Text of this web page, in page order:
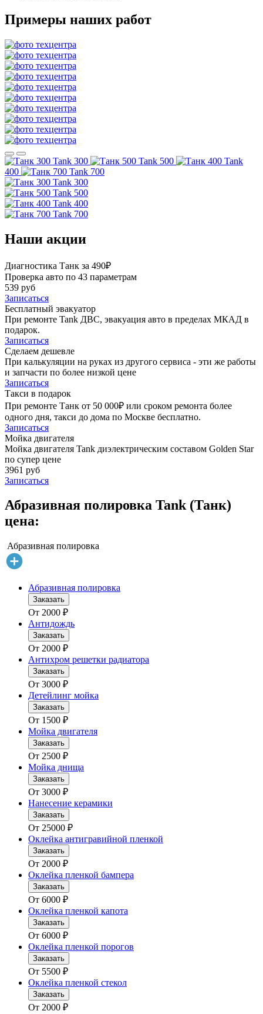
Примеры наших работ
Tank 300 Tank 500
Tank
400
Tank 700
Tank 300
Tank 500
Tank 400
Tank 700
Наши акции
Диагностика Танк за 490₽
Проверка авто по 43 параметрам
539 руб
Записаться
Бесплатный эвакуатор
При ремонте Tank ДВС, эвакуация авто в пределах МКАД в
подарок.
Записаться
Сделаем дешевле
При калькуляции на руках из другого сервиса - эти же работы
и запчасти по более низкой цене
Записаться
Такси в подарок
При ремонте Танк от 50 000₽ или сроком ремонта более
одного дня, такси до дома по Москве бесплатно.
Записаться
Мойка двигателя
Мойка двигателя Tank диэлектрическим составом Golden Star
по супер цене
3961 руб
Записаться
Абразивная полировка Tank (Танк)
цена:
Абразивная полировка
Абразивная полировка
Заказать
От 2000 ₽
Антидождь
Заказать
От 2000 ₽
Антихром решетки радиатора
Заказать
От 3000 ₽
Детейлинг мойка
Заказать
От 1500 ₽
Мойка двигателя
Заказать
От 2500 ₽
Мойка днища
Заказать
От 3000 ₽
Нанесение керамики
Заказать
От 25000 ₽
Оклейка антигравийной пленкой
Заказать
От 2000 ₽
Оклейка пленкой бампера
Заказать
От 6000 ₽
Оклейка пленкой капота
Заказать
От 6000 ₽
Оклейка пленкой порогов
Заказать
От 5500 ₽
Оклейка пленкой стекол
Заказать
От 2000 ₽